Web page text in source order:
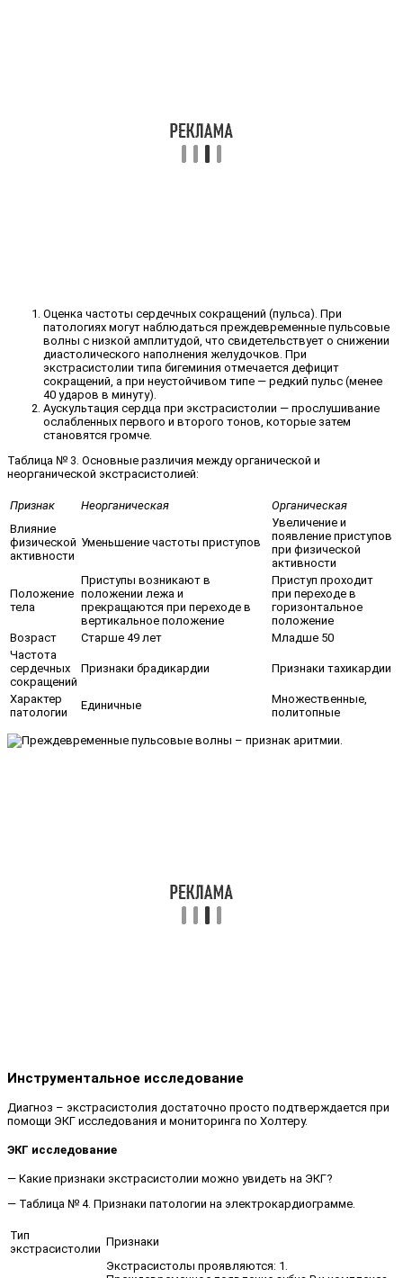
Оценка частоты сердечных сокращений (пульса). При
патологиях могут наблюдаться преждевременные пульсовые
волны с низкой амплитудой, что свидетельствует о снижении
диастолического наполнения желудочков. При
экстрасистолии типа бигеминия отмечается дефицит
сокращений, а при неустойчивом типе — редкий пульс (менее
40 ударов в минуту).
Аускультация сердца при экстрасистолии — прослушивание
ослабленных первого и второго тонов, которые затем
становятся громче.
Таблица № 3. Основные различия между органической и
неорганической экстрасистолией:
Признак Неорганическая
Органическая
Влияние
физической
активности
Уменьшение частоты приступов
Увеличение и
появление приступов
при физической
активности
Положение
тела
Приступы возникают в
положении лежа и
прекращаются при переходе в
вертикальное положение
Приступ проходит
при переходе в
горизонтальное
положение
Возраст
Старше 49 лет
Младше 50
Частота
сердечных
сокращений
Признаки брадикардии Признаки тахикардии
Характер
патологии
Единичные
Множественные,
политопные
Инструментальное исследование
Диагноз – экстрасистолия достаточно просто подтверждается при
помощи ЭКГ исследования и мониторинга по Холтеру.
ЭКГ исследование
— Какие признаки экстрасистолии можно увидеть на ЭКГ?
— Таблица № 4. Признаки патологии на электрокардиограмме.
Тип
экстрасистолии
Признаки
Экстрасистолы проявляются: 1.